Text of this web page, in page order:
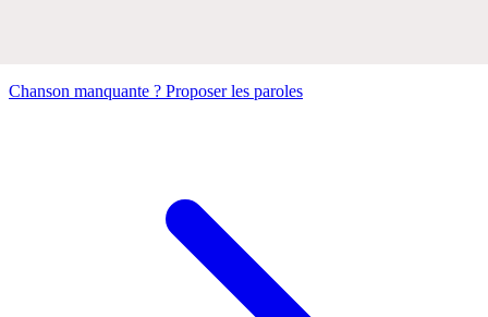
Chanson manquante ? Proposer les paroles